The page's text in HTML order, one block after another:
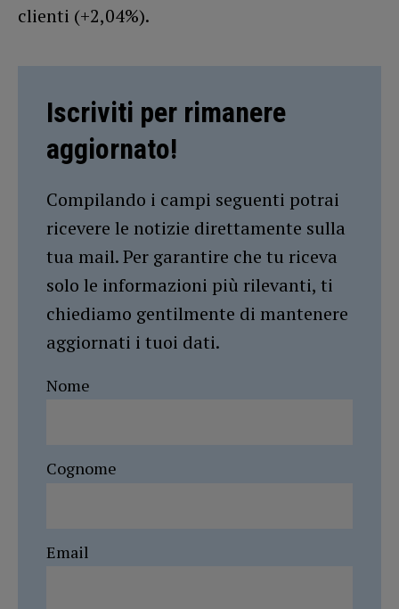
clienti (+2,04%).
Iscriviti per rimanere
aggiornato!
Compilando i campi seguenti potrai
ricevere le notizie direttamente sulla
tua mail. Per garantire che tu riceva
solo le informazioni più rilevanti, ti
chiediamo gentilmente di mantenere
aggiornati i tuoi dati.
Nome
Cognome
Email